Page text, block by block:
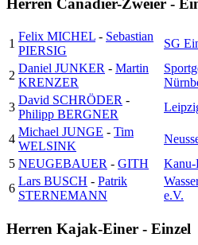
1
Felix MICHEL - Sebastian
PIERSIG
SG
2
Daniel JUNKER - Martin
KRENZER
3
David SCHRÖDER -
Philipp BERGNER
4
Michael JUNGE - Tim
WELSINK
5 NEUGEBAUER - GITH
Kanu-
6
Lars BUSCH - Patrik
STERNEMANN
e.V.
Herren Kajak-Einer - Einzel